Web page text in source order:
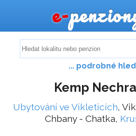
e-
... podrobné
Kemp
Ubytování ve Vikleticích,
Chbany - Chatka,